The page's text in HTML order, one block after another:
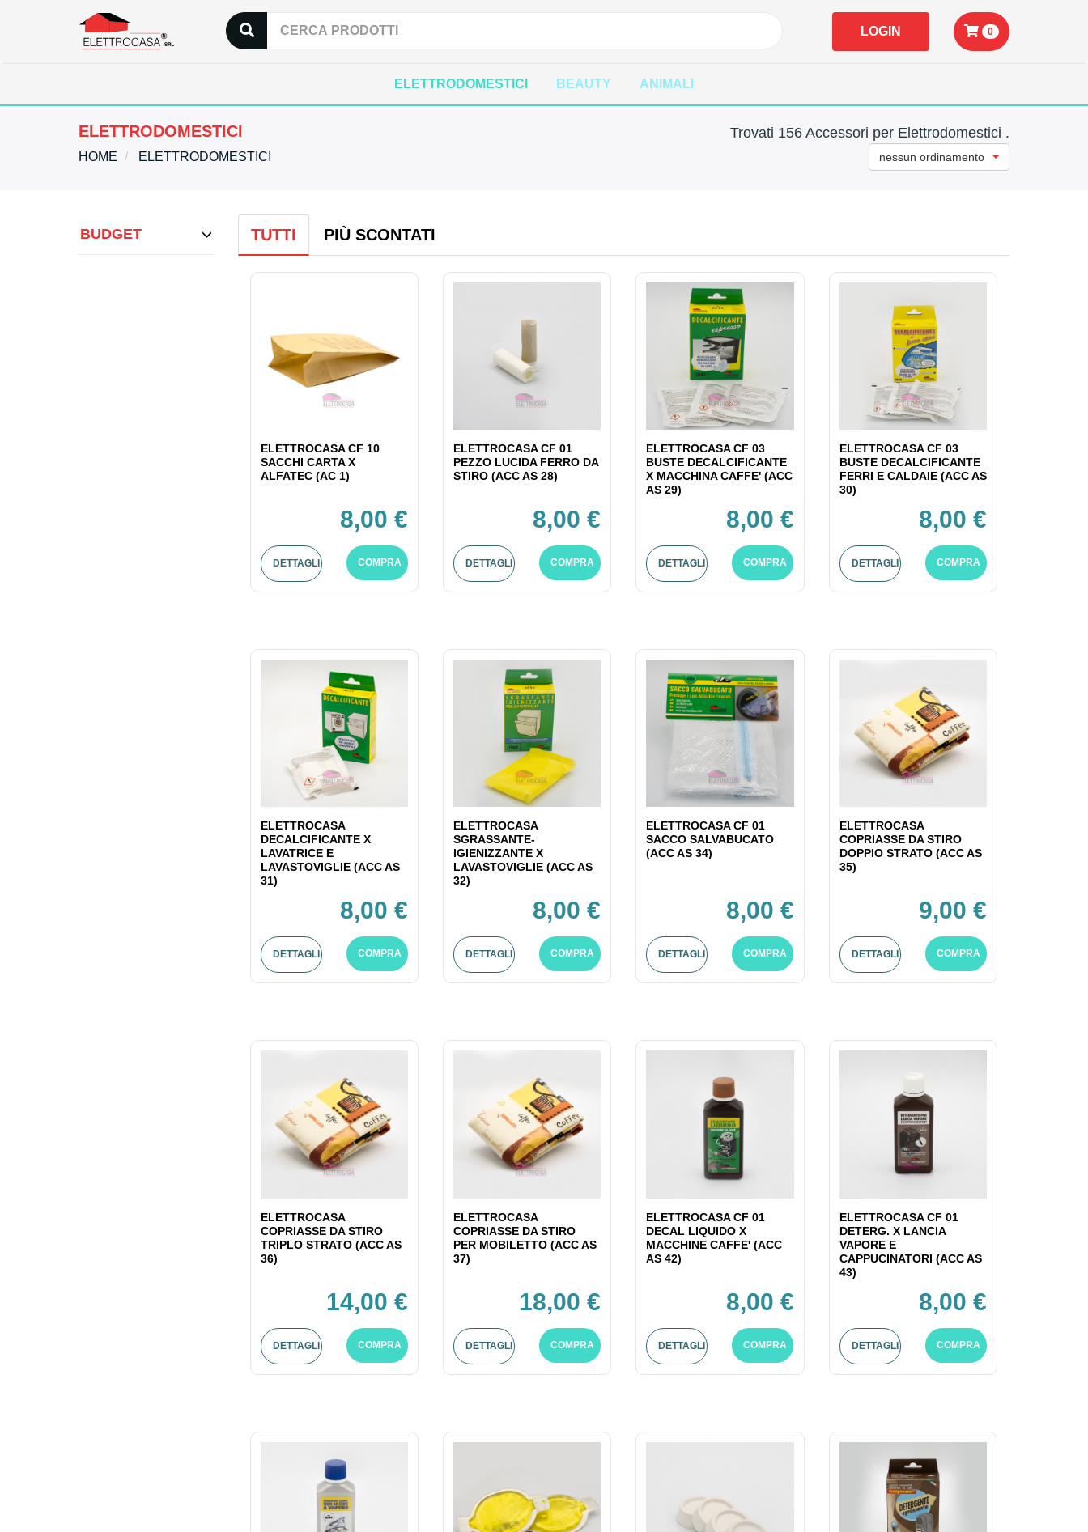
LOGIN 0
ELETTRODOMESTICI BEAUTY ANIMALI
ELETTRODOMESTICI
HOME ELETTRODOMESTICI
Trovati 156 Accessori per Elettrodomestici .
nessun ordinamento
BUDGET TUTTI PIÙ SCONTATI
ELETTROCASA CF 10
SACCHI CARTA X
ALFATEC (AC 1)
8,00 €
DETTAGLI COMPRA
ELETTROCASA CF 01
PEZZO LUCIDA FERRO DA
STIRO (ACC AS 28)
8,00 €
DETTAGLI COMPRA
ELETTROCASA CF 03
BUSTE DECALCIFICANTE
X MACCHINA CAFFE' (ACC
AS 29)
8,00 €
DETTAGLI COMPRA
ELETTROCASA CF 03
BUSTE DECALCIFICANTE
FERRI E CALDAIE (ACC AS
30)
8,00 €
DETTAGLI COMPRA
ELETTROCASA
DECALCIFICANTE X
LAVATRICE E
LAVASTOVIGLIE (ACC AS
31)
8,00 €
DETTAGLI COMPRA
ELETTROCASA
SGRASSANTE-
IGIENIZZANTE X
LAVASTOVIGLIE (ACC AS
32)
8,00 €
DETTAGLI COMPRA
ELETTROCASA CF 01
SACCO SALVABUCATO
(ACC AS 34)
8,00 €
DETTAGLI COMPRA
ELETTROCASA
COPRIASSE DA STIRO
DOPPIO STRATO (ACC AS
35)
9,00 €
DETTAGLI COMPRA
ELETTROCASA
COPRIASSE DA STIRO
TRIPLO STRATO (ACC AS
36)
14,00 €
DETTAGLI COMPRA
ELETTROCASA
COPRIASSE DA STIRO
PER MOBILETTO (ACC AS
37)
18,00 €
DETTAGLI COMPRA
ELETTROCASA CF 01
DECAL LIQUIDO X
MACCHINE CAFFE' (ACC
AS 42)
8,00 €
DETTAGLI COMPRA
ELETTROCASA CF 01
DETERG. X LANCIA
VAPORE E
CAPPUCINATORI (ACC AS
43)
8,00 €
DETTAGLI COMPRA